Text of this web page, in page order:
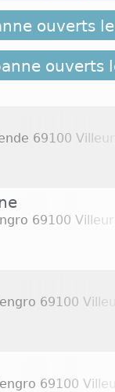
cigare ou
à Saint
d'un tabac du
quelques
lieux vont vous
c'est
la
jours de la
n'a rien de
de faire
pour trouver
le samedi 15
ouverts
ouverts
69100
69100
69100
69100